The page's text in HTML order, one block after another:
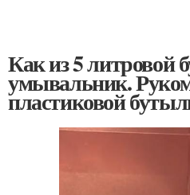
Как из 5 литровой
умывальник.
пластиковой